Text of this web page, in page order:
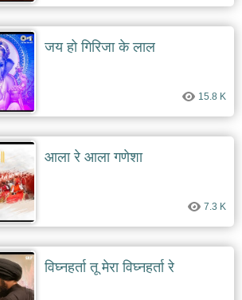
जय हो गिरिजा के लाल
15.8 K
आला रे आला गणेशा
7.3 K
विघ्नहर्ता तू मेरा विघ्नहर्ता रे